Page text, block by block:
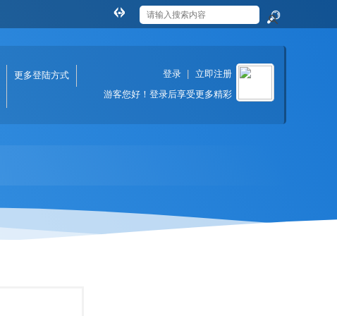
登录
立即注册
游客您好！登录后享受更多精彩
更多登陆方式